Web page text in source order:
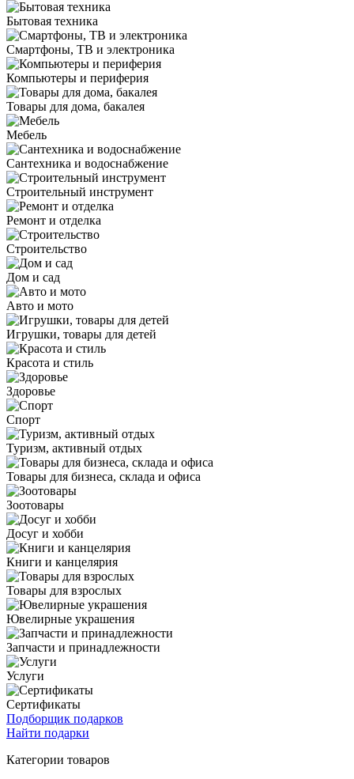
Бытовая техника
Смартфоны, ТВ и электроника
Компьютеры и периферия
Товары для дома, бакалея
Мебель
Сантехника и водоснабжение
Строительный инструмент
Ремонт и отделка
Строительство
Дом и сад
Авто и мото
Игрушки, товары для детей
Красота и стиль
Здоровье
Спорт
Туризм, активный отдых
Товары для бизнеса, склада и офиса
Зоотовары
Досуг и хобби
Книги и канцелярия
Товары для взрослых
Ювелирные украшения
Запчасти и принадлежности
Услуги
Сертификаты
Подборщик подарков
Найти подарки
Категории товаров